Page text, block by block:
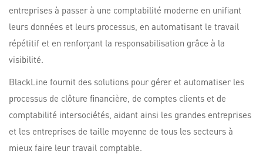
entreprises à passer à une comptabilité moderne en unifiant
leurs données et leurs processus, en automatisant le travail
répétitif et en renforçant la responsabilisation grâce à la
visibilité.
BlackLine fournit des solutions pour gérer et automatiser les
processus de clôture financière, de comptes clients et de
comptabilité intersociétés, aidant ainsi les grandes entreprises
et les entreprises de taille moyenne de tous les secteurs à
mieux faire leur travail comptable.